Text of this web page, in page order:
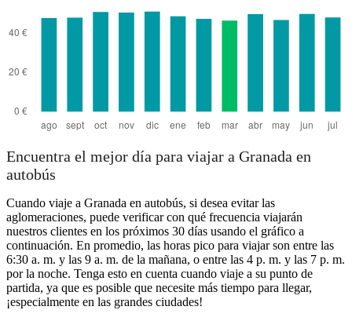
Encuentra el mejor día para viajar a Granada en
autobús
Cuando viaje a Granada en autobús, si desea evitar las
aglomeraciones, puede verificar con qué frecuencia viajarán
nuestros clientes en los próximos 30 días usando el gráfico a
continuación. En promedio, las horas pico para viajar son entre las
6:30 a. m. y las 9 a. m. de la mañana, o entre las 4 p. m. y las 7 p. m.
por la noche. Tenga esto en cuenta cuando viaje a su punto de
partida, ya que es posible que necesite más tiempo para llegar,
¡especialmente en las grandes ciudades!